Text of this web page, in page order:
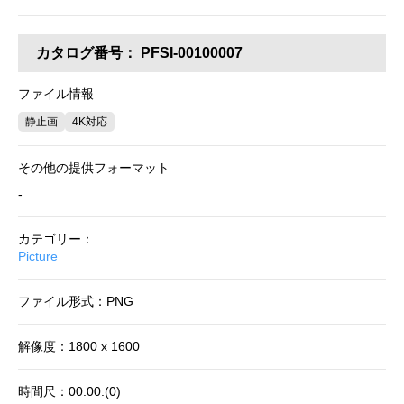
カタログ番号： PFSI-00100007
ファイル情報
静止画 4K対応
その他の提供フォーマット
-
カテゴリー：
Picture
ファイル形式：PNG
解像度：1800 x 1600
時間尺：00:00.(0)